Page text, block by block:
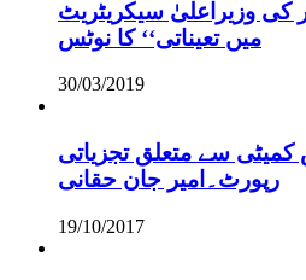
کی وزیراعلیٰ سیکریٹریٹ
میں تعیناتی‘‘ کا نوٹس
30/03/2019
کمیٹی سے متعلق تجزیاتی
رپورٹ۔امیر جان حقانی
19/10/2017